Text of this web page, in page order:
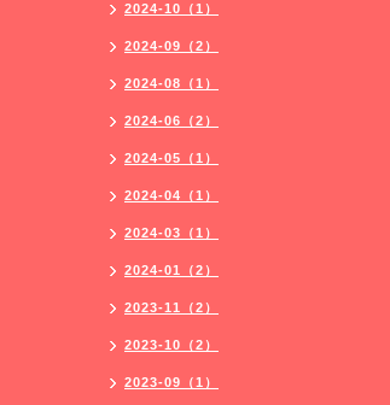
2024-10（1）
2024-09（2）
2024-08（1）
2024-06（2）
2024-05（1）
2024-04（1）
2024-03（1）
2024-01（2）
2023-11（2）
2023-10（2）
2023-09（1）